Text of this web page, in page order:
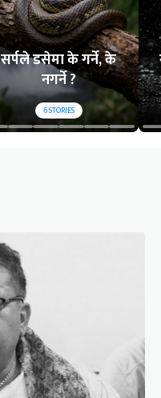
सर्पले डसेमा के गर्ने, के
नगर्ने ?
6STORIES